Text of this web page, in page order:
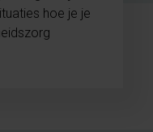
hoe je je